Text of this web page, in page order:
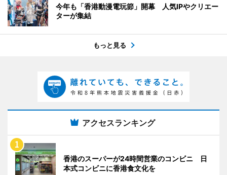
今年も「香港動漫電玩節」開幕 人気IPやクリエー
ターが集結
もっと見る
アクセスランキング
香港のスーパーが24時間営業のコンビニ 日
本式コンビニに香港食文化を